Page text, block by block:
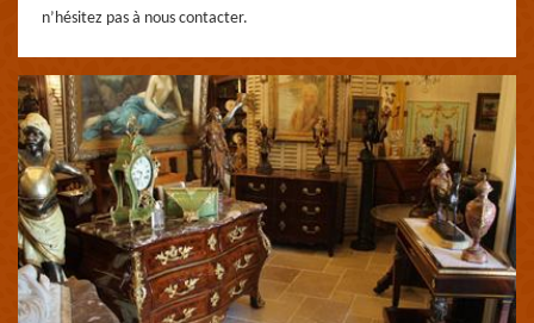
n’hésitez pas à nous contacter.